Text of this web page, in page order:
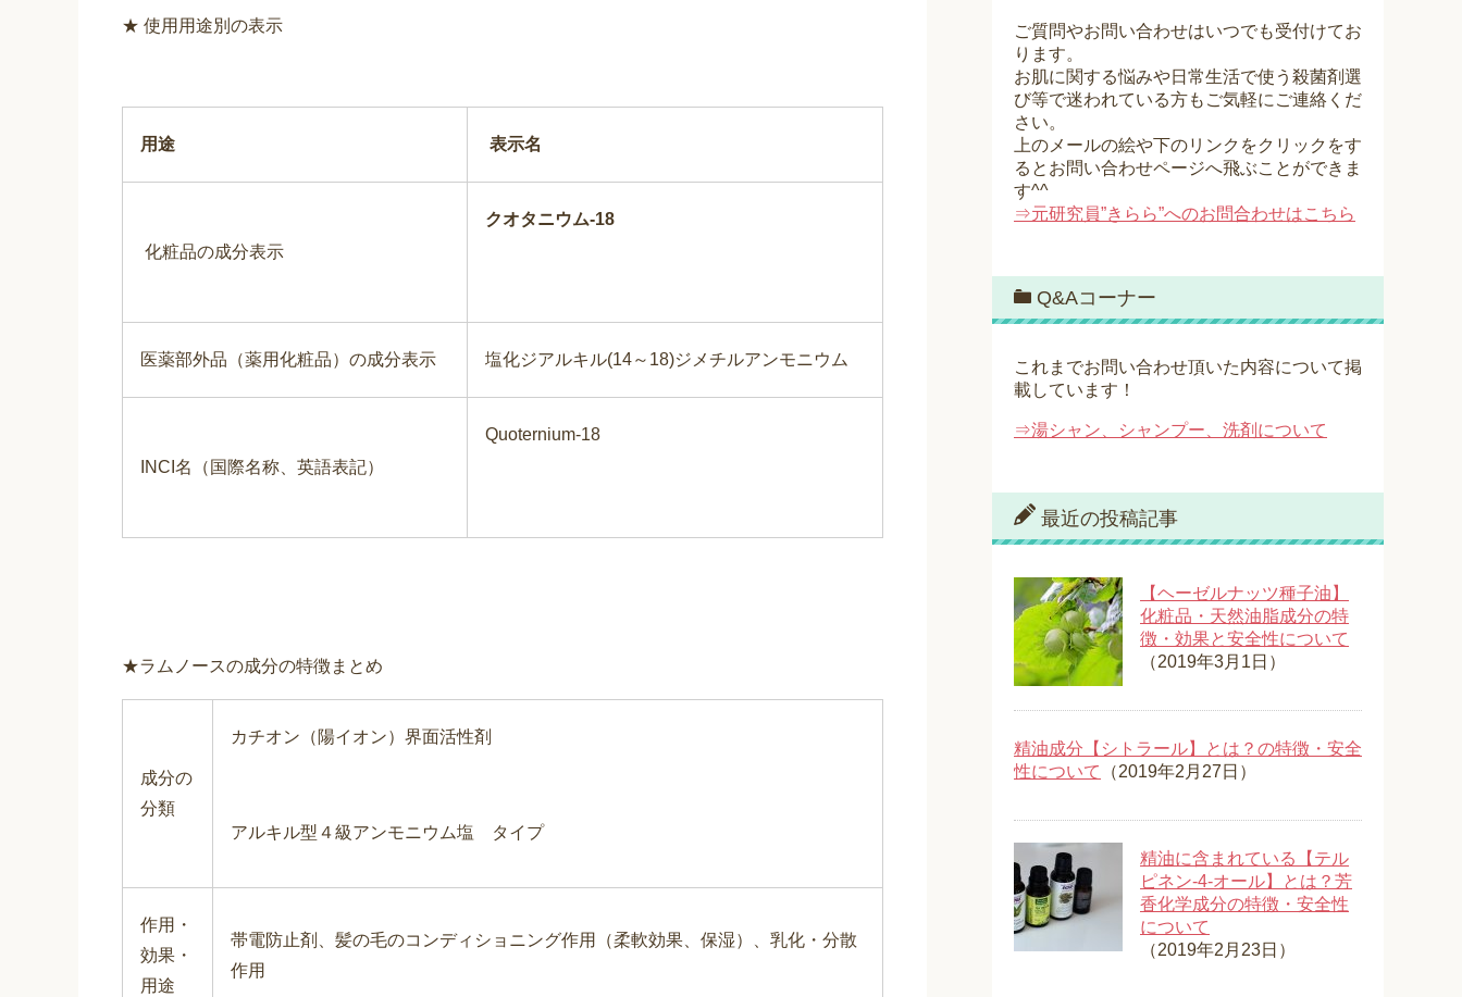
★ 使用用途別の表示
用途 表示名
化粧品の成分表示
クオタニウム-18
医薬部外品（薬用化粧品）の成分表示 塩化ジアルキル(14～18)ジメチルアンモニウム
INCI名（国際名称、英語表記）
Quoternium-18
★ラムノースの成分の特徴まとめ
成分の
分類
カチオン（陽イオン）界面活性剤
アルキル型４級アンモニウム塩 タイプ
作用・
効果・
用途
帯電防止剤、髪の毛のコンディショニング作用（柔軟効果、保湿）、乳化・分散
作用
ご質問やお問い合わせはいつでも受付けてお
ります。
お肌に関する悩みや日常生活で使う殺菌剤選
び等で迷われている方もご気軽にご連絡くだ
さい。
上のメールの絵や下のリンクをクリックをす
るとお問い合わせページへ飛ぶことができま
す^^
⇒元研究員”きらら”へのお問合わせはこちら
Q&Aコーナー
これまでお問い合わせ頂いた内容について掲
載しています！
⇒湯シャン、シャンプー、洗剤について
最近の投稿記事
【ヘーゼルナッツ種子油】
化粧品・天然油脂成分の特
徴・効果と安全性について
（2019年3月1日）
精油成分【シトラール】とは？の特徴・安全
性について
（2019年2月27日）
精油に含まれている【テル
ピネン-4-オール】とは？芳
香化学成分の特徴・安全性
について
（2019年2月23日）